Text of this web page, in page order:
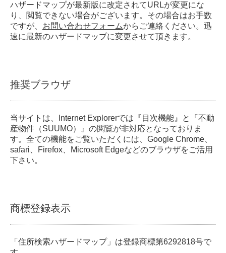
ハザードマップが最新版に改定されてURLが変更にな
り、閲覧できない場合がございます。その場合はお手数
ですが、 お問い合わせフォームからご連絡ください。迅
速に最新のハザードマップに変更させて頂きます。
推奨ブラウザ
当サイトは、Internet Explorerでは『目次機能』と『不動
産物件（SUUMO）』の閲覧が非対応となっておりま
す。全ての機能をご覧いただくには、Google Chrome、
safari、Firefox、Microsoft Edgeなどのブラウザをご活用
下さい。
商標登録表示
「住所検索ハザードマップ」は登録商標第6292818号で